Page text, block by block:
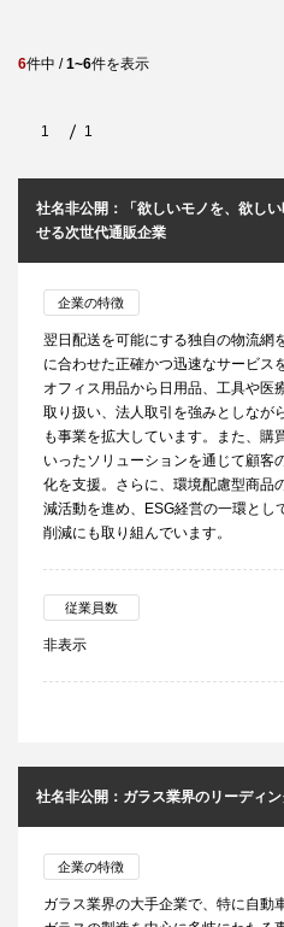
6件中 /1~6件を表示
1 1
社名非公開：「欲しいモノを、欲し
せる次世代通販企業
企業の特徴
翌日配送を可能にする独自の物流網
に合わせた正確かつ迅速なサービス
オフィス用品から日用品、工具や医
取り扱い、法人取引を強みとしなが
も事業を拡大しています。また、購
いったソリューションを通じて顧客
化を支援。さらに、環境配慮型商品
減活動を進め、ESG経営の一環とし
削減にも取り組んでいます。
従業員数
非表示
社名非公開：ガラス業界のリーディ
企業の特徴
ガラス業界の大手企業で、特に自動